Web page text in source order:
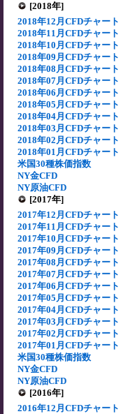
[2018年]
2018年12月CFDチャート
2018年11月CFDチャート
2018年10月CFDチャート
2018年09月CFDチャート
2018年08月CFDチャート
2018年07月CFDチャート
2018年06月CFDチャート
2018年05月CFDチャート
2018年04月CFDチャート
2018年03月CFDチャート
2018年02月CFDチャート
2018年01月CFDチャート
米国30種株価指数
NY金CFD
NY原油CFD
[2017年]
2017年12月CFDチャート
2017年11月CFDチャート
2017年10月CFDチャート
2017年09月CFDチャート
2017年08月CFDチャート
2017年07月CFDチャート
2017年06月CFDチャート
2017年05月CFDチャート
2017年04月CFDチャート
2017年03月CFDチャート
2017年02月CFDチャート
2017年01月CFDチャート
米国30種株価指数
NY金CFD
NY原油CFD
[2016年]
2016年12月CFDチャート